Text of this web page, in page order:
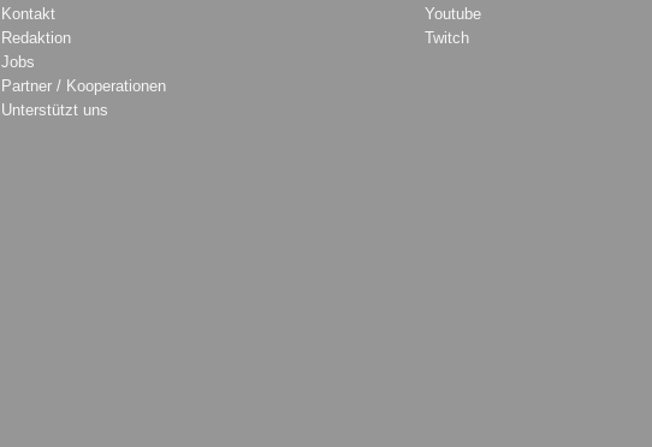
Kontakt
Redaktion
Jobs
Partner / Kooperationen
Unterstützt uns
Youtube
Twitch